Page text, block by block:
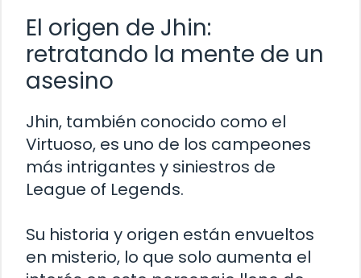
El origen de Jhin:
retratando la mente de un
asesino
Jhin, también conocido como el
Virtuoso, es uno de los campeones
más intrigantes y siniestros de
League of Legends.
Su historia y origen están envueltos
en misterio, lo que solo aumenta el